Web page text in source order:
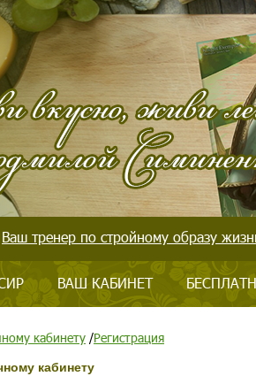
Ваш тренер по стройному образу
ВАШ КАБИНЕТ
кабинету /Регистрация
кабинету